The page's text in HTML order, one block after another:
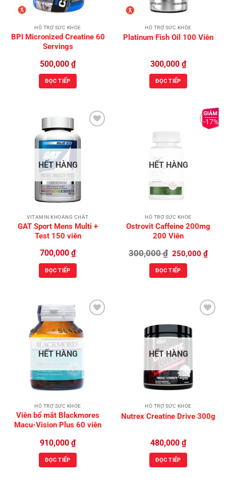
HỖ TRỢ SỨC KHỎE
BPI Micronized Creatine 60
Servings
500,000 ₫
ĐỌC TIẾP
HỖ TRỢ SỨC KHỎE
Platinum Fish Oil 100 Viên
300,000 ₫
ĐỌC TIẾP
HẾT HÀNG
VITAMIN KHOÁNG CHẤT
GAT Sport Mens Multi +
Test 150 viên
700,000 ₫
ĐỌC TIẾP
-17%
HẾT HÀNG
HỖ TRỢ SỨC KHỎE
Ostrovit Caffeine 200mg
200 Viên
300,000₫ Giá
gốc
là:
300,000 ₫.
250,000₫Giá
ĐỌC TIẾP
Wishlist
HẾT HÀNG
HỖ TRỢ SỨC KHỎE
Viên bổ mắt Blackmores
Macu-Vision Plus 60 viên
910,000 ₫
ĐỌC TIẾP
HẾT HÀNG
HỖ TRỢ SỨC KHỎE
Nutrex Creatine Drive 300g
480,000 ₫
ĐỌC TIẾP